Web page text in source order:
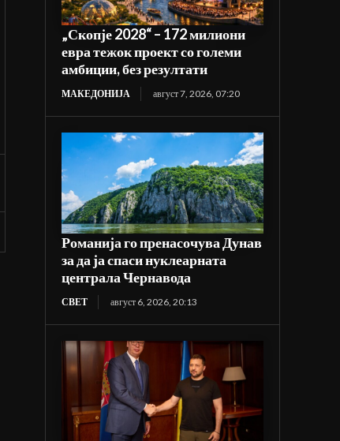
„Скопје 2028“ – 172 милиони
евра тежок проект со големи
амбиции, без резултати
МАКЕДОНИЈА август 7, 2026, 07:20
Романија го пренасочува Дунав
за да ја спаси нуклеарната
централа Чернавода
СВЕТ август 6, 2026, 20:13